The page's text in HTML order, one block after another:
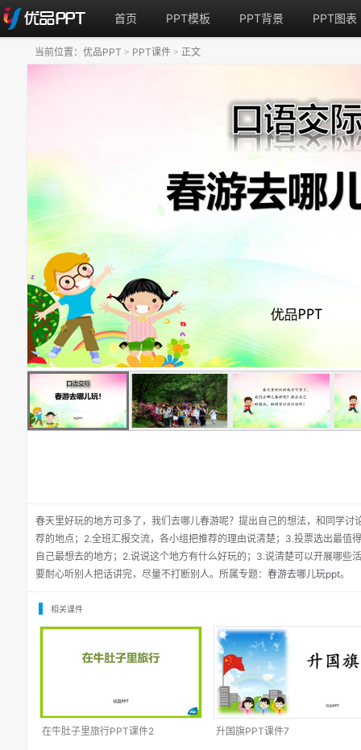
首页 PPT模板 PPT背景 PPT图表
春天里好玩的地方可多了，我们去哪儿春游呢？提出自己的想法，和同学讨
荐的地点；2.全班汇报交流，各小组把推荐的理由说清楚；3.投票选出最值
自己最想去的地方；2.说说这个地方有什么好玩的；3.说清楚可以开展哪些
要耐心听别人把话讲完，尽量不打断别人。所属专题： 春游去哪儿玩ppt。
当前位置： 优品PPT > PPT课件 > 正文
相关课件
在牛肚子里旅行PPT课件2 升国旗PPT课件7